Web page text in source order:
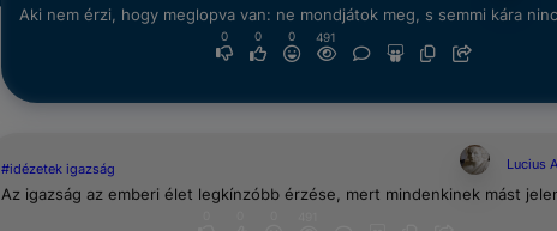
Aki nem érzi, hogy meglopva van: ne mondjátok meg, s semmi kára
0 0 0 491
#idézetek igazság Lucius
Az igazság az emberi élet legkínzóbb érzése, mert mindenkinek mást